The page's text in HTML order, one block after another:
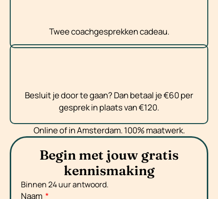
Twee coachgesprekken cadeau.
Besluit je door te gaan? Dan betaal je €60 per
gesprek in plaats van €120.
Online of in Amsterdam. 100% maatwerk.
Begin met jouw gratis
kennismaking
Binnen 24 uur antwoord.
Naam